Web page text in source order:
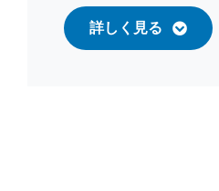
詳しく見る